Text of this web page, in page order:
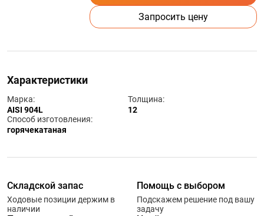
Запросить цену
Характеристики
Марка:
AISI 904L
Толщина:
12
Способ изготовления:
горячекатаная
Складской запас
Ходовые позиции держим в
наличии
Помощь с выбором
Подскажем решение под вашу
задачу